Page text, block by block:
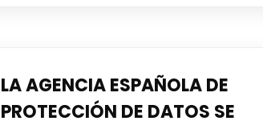
LA AGENCIA ESPAÑOLA DE
PROTECCIÓN DE DATOS SE